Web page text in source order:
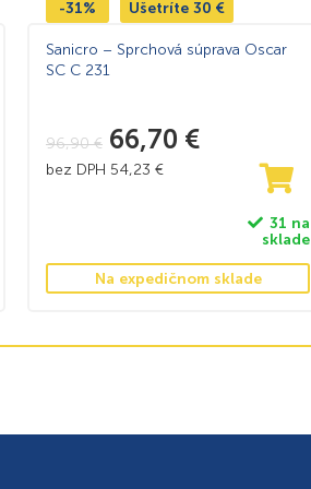
-31% Ušetríte 30 €
Sanicro – Sprchová súprava Oscar
SC C 231
96,90€ 66,70 €
bez DPH 54,23 €
31 na
sklade
Na expedičnom sklade